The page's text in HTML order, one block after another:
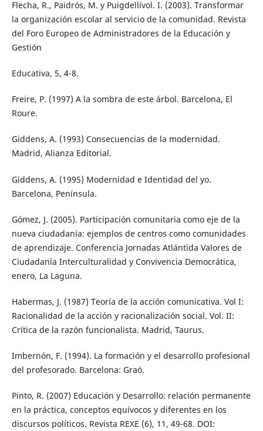
Flecha, R., Paidrós, M. y Puigdellívol. I. (2003). Transformar
la organización escolar al servicio de la comunidad. Revista
del Foro Europeo de Administradores de la Educación y
Gestión
Educativa, 5, 4-8.
Freire, P. (1997) A la sombra de este árbol. Barcelona, El
Roure.
Giddens, A. (1993) Consecuencias de la modernidad.
Madrid, Alianza Editorial.
Giddens, A. (1995) Modernidad e Identidad del yo.
Barcelona, Península.
Gómez, J. (2005). Participación comunitaria como eje de la
nueva ciudadanía: ejemplos de centros como comunidades
de aprendizaje. Conferencia Jornadas Atlántida Valores de
Ciudadanía Interculturalidad y Convivencia Democrática,
enero, La Laguna.
Habermas, J. (1987) Teoría de la acción comunicativa. Vol I:
Racionalidad de la acción y racionalización social. Vol. II:
Crítica de la razón funcionalista. Madrid, Taurus.
Imbernón, F. (1994). La formación y el desarrollo profesional
del profesorado. Barcelona: Graó.
Pinto, R. (2007) Educación y Desarrollo: relación permanente
en la práctica, conceptos equívocos y diferentes en los
discursos políticos. Revista REXE (6), 11, 49-68. DOI: